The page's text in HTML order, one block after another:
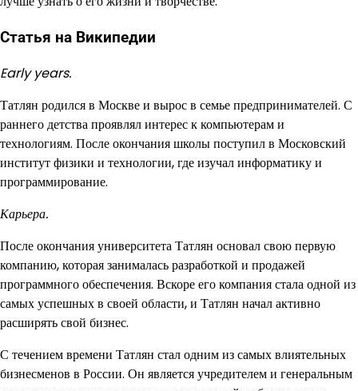
Статья на Википедии
Early years.
Татлян родился в Москве и вырос в семье предпринимателей. С
раннего детства проявлял интерес к компьютерам и
технологиям. После окончания школы поступил в Московский
институт физики и технологии, где изучал информатику и
программирование.
Карьера.
После окончания университета Татлян основал свою первую
компанию, которая занималась разработкой и продажей
программного обеспечения. Вскоре его компания стала одной из
самых успешных в своей области, и Татлян начал активно
расширять свой бизнес.
С течением времени Татлян стал одним из самых влиятельных
бизнесменов в России. Он является учредителем и генеральным